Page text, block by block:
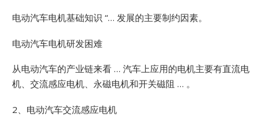
电动汽车电机基础知识 “… 发展的主要制约因素。
电动汽车电机研发困难
从电动汽车的产业链来看 … 汽车上应用的电机主要有直流电
机、交流感应电机、永磁电机和开关磁阻 … 。
2、电动汽车交流感应电机